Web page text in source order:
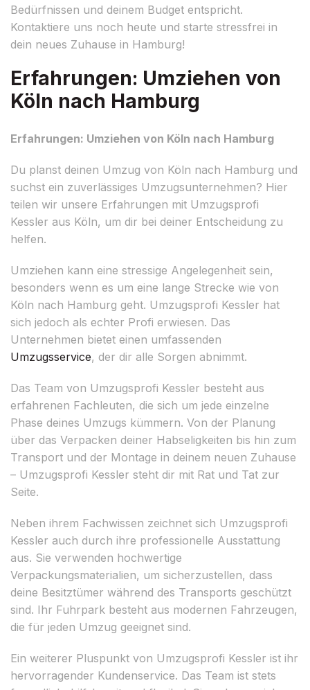
Bedürfnissen und deinem Budget entspricht.
Kontaktiere uns noch heute und starte stressfrei in
dein neues Zuhause in Hamburg!
Erfahrungen: Umziehen von
Köln nach Hamburg
Erfahrungen: Umziehen von Köln nach Hamburg
Du planst deinen Umzug von Köln nach Hamburg und
suchst ein zuverlässiges Umzugsunternehmen? Hier
teilen wir unsere Erfahrungen mit Umzugsprofi
Kessler aus Köln, um dir bei deiner Entscheidung zu
helfen.
Umziehen kann eine stressige Angelegenheit sein,
besonders wenn es um eine lange Strecke wie von
Köln nach Hamburg geht. Umzugsprofi Kessler hat
sich jedoch als echter Profi erwiesen. Das
Unternehmen bietet einen umfassenden
Umzugsservice, der dir alle Sorgen abnimmt.
Das Team von Umzugsprofi Kessler besteht aus
erfahrenen Fachleuten, die sich um jede einzelne
Phase deines Umzugs kümmern. Von der Planung
über das Verpacken deiner Habseligkeiten bis hin zum
Transport und der Montage in deinem neuen Zuhause
– Umzugsprofi Kessler steht dir mit Rat und Tat zur
Seite.
Neben ihrem Fachwissen zeichnet sich Umzugsprofi
Kessler auch durch ihre professionelle Ausstattung
aus. Sie verwenden hochwertige
Verpackungsmaterialien, um sicherzustellen, dass
deine Besitztümer während des Transports geschützt
sind. Ihr Fuhrpark besteht aus modernen Fahrzeugen,
die für jeden Umzug geeignet sind.
Ein weiterer Pluspunkt von Umzugsprofi Kessler ist ihr
hervorragender Kundenservice. Das Team ist stets